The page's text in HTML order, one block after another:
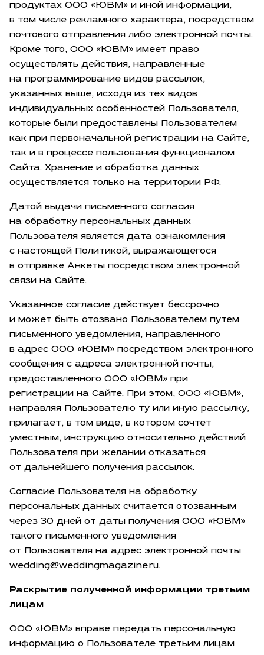
продуктах ООО «ЮВМ» и иной информации,
в том числе рекламного характера, посредством
почтового отправления либо электронной почты.
Кроме того, ООО «ЮВМ» имеет право
осуществлять действия, направленные
на программирование видов рассылок,
указанных выше, исходя из тех видов
индивидуальных особенностей Пользователя,
которые были предоставлены Пользователем
как при первоначальной регистрации на Сайте,
так и в процессе пользования функционалом
Сайта. Хранение и обработка данных
осуществляется только на территории РФ.
Датой выдачи письменного согласия
на обработку персональных данных
Пользователя является дата ознакомления
с настоящей Политикой, выражающегося
в отправке Анкеты посредством электронной
связи на Сайте.
Указанное согласие действует бессрочно
и может быть отозвано Пользователем путем
письменного уведомления, направленного
в адрес ООО «ЮВМ» посредством электронного
сообщения с адреса электронной почты,
предоставленного ООО «ЮВМ» при
регистрации на Сайте. При этом, ООО «ЮВМ»,
направляя Пользователю ту или иную рассылку,
прилагает, в том виде, в котором сочтет
уместным, инструкцию относительно действий
Пользователя при желании отказаться
от дальнейшего получения рассылок.
Согласие Пользователя на обработку
персональных данных считается отозванным
через 30 дней от даты получения ООО «ЮВМ»
такого письменного уведомления
от Пользователя на адрес электронной почты
wedding@weddingmagazine.ru.
Раскрытие полученной информации третьим
лицам
ООО «ЮВМ» вправе передать персональную
информацию о Пользователе третьим лицам